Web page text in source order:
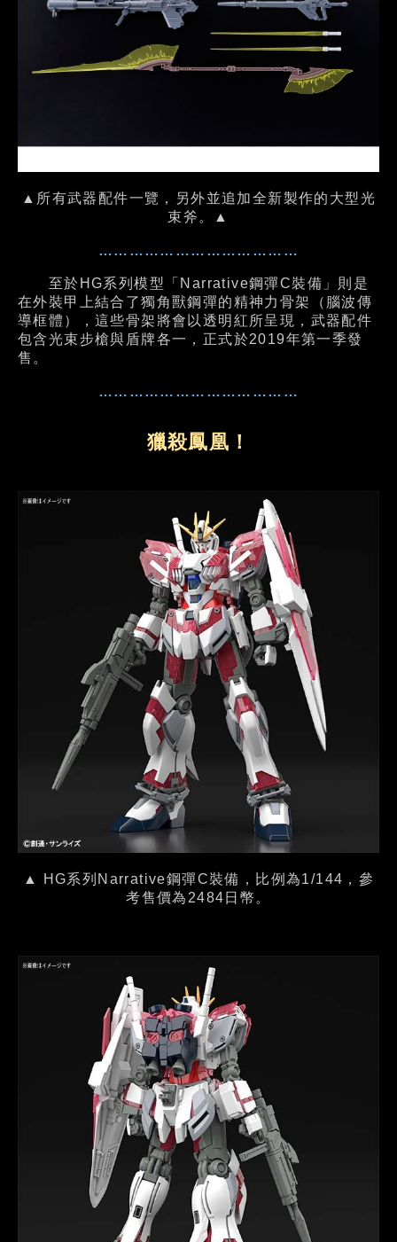
▲所有武器配件一覽，另外並追加全新製作的大型光
束斧。▲
…………………………………
至於HG系列模型「Narrative鋼彈C裝備」則是
在外裝甲上結合了獨角獸鋼彈的精神力骨架（腦波傳
導框體），這些骨架將會以透明紅所呈現，武器配件
包含光束步槍與盾牌各一，正式於2019年第一季發
售。
…………………………………
獵殺鳳凰！
▲ HG系列Narrative鋼彈C裝備，比例為1/144，參
考售價為2484日幣。